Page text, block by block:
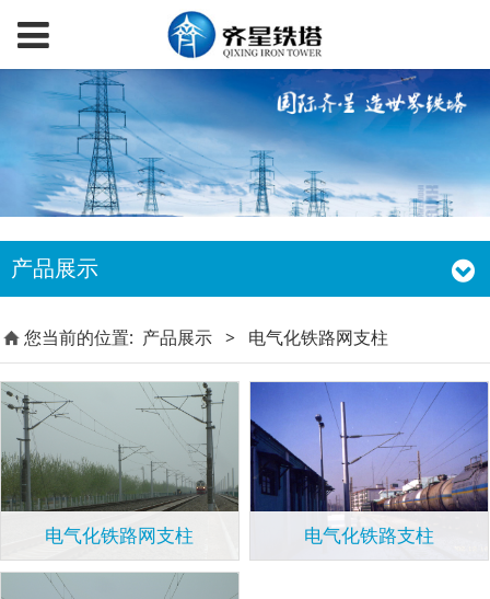
产品展示
您当前的位置: 产品展示 > 电气化铁路网支柱
电气化铁路网支柱 电气化铁路支柱